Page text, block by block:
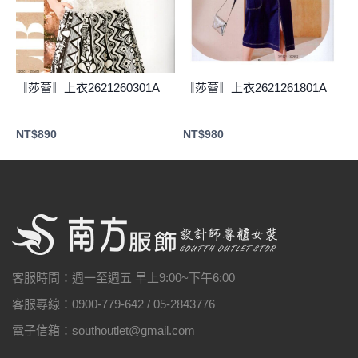
〚莎蕾〛上衣2621260301A
NT$890
〚莎蕾〛上衣2621261801A
NT$980
客服時間：週一至週五 早上9:00~下午6:00
客服專線：0900-779-642 / 05-2843776
電子信箱：southoutlet@gmail.com